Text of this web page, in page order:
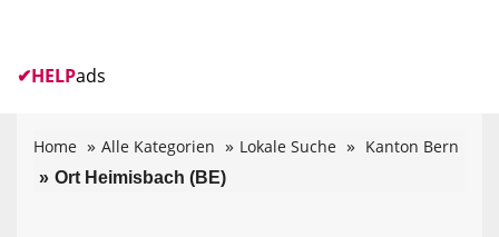
✔HELPads
Home Alle Kategorien Lokale Suche Kanton Bern
Ort Heimisbach (BE)